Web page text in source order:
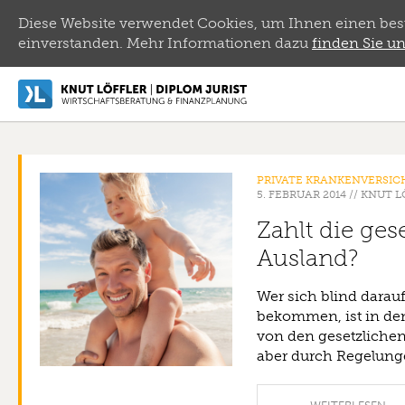
PRIVATE
5. FEBRUAR 2014 //KNUT
Zahlt die
Ausland?
Wer sich blind
bekommen, ist in
von den
aber durch
Diese Website verwendet Cookies, um Ihnen einen
einverstanden. Mehr Informationen dazu finden Sie